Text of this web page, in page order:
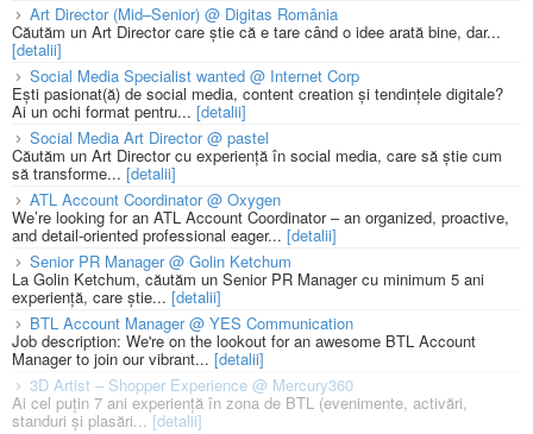
Art Director (Mid–Senior) @ Digitas România
Căutăm un Art Director care știe că e tare când o idee arată bine, dar...
[detalii]
Social Media Specialist wanted @ Internet Corp
Ești pasionat(ă) de social media, content creation și tendințele digitale?
Ai un ochi format pentru... [detalii]
Social Media Art Director @ pastel
Căutăm un Art Director cu experiență în social media, care să știe cum
să transforme... [detalii]
ATL Account Coordinator @ Oxygen
We’re looking for an ATL Account Coordinator – an organized, proactive,
and detail-oriented professional eager... [detalii]
Senior PR Manager @ Golin Ketchum
La Golin Ketchum, căutăm un Senior PR Manager cu minimum 5 ani
experiență, care știe... [detalii]
BTL Account Manager @ YES Communication
Job description: We're on the lookout for an awesome BTL Account
Manager to join our vibrant... [detalii]
3D Artist – Shopper Experience @ Mercury360
Ai cel puțin 7 ani experiență în zona de BTL (evenimente, activări,
standuri și plasări... [detalii]